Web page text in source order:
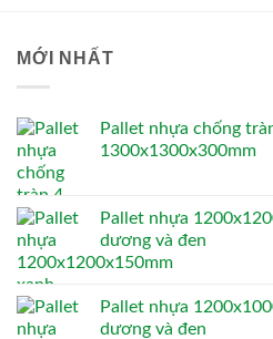
MỚI NHẤT
Pallet nhựa chống
1300x1300x300mm
Pallet nhựa
dương và đen
Pallet nhựa
dương và đen